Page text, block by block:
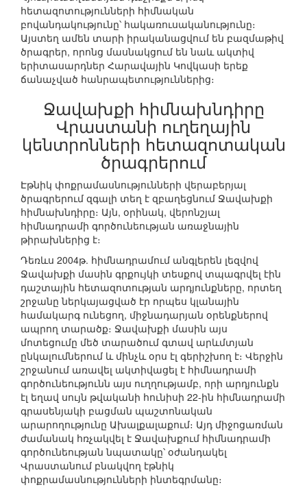
հետազոտությունների հիմնական
բովանդակությունը՝ հակառուսականությունը։
Այստեղ ամեն տարի իրականացվում են բազմաթիվ
ծրագրեր, որոնց մասնակցում են նաև ակտիվ
երիտասարդներ Հարավային Կովկասի երեք
ճանաչված հանրապետություններից։
Ջավախքի հիմնախնդիրը
Վրաստանի ուղեղային
կենտրոնների հետազոտական
ծրագրերում
Էթնիկ փոքրամասնությունների վերաբերյալ
ծրագրերում զգալի տեղ է զբաղեցնում Ջավախքի
հիմնախնդիրը։ Այն, օրինակ, վերոնշյալ
հիմնադրամի գործունեության առաջնային
թիրախներից է։
Դեռևս 2004թ. հիմնադրամում անգլերեն լեզվով
Ջավախքի մասին գրքույկի տեսքով տպագրվել էին
դաշտային հետազոտության արդյունքները, որտեղ
շրջանը ներկայացված էր որպես կլանային
համակարգ ունեցող, միջնադարյան օրենքներով
ապրող տարածք։ Ջավախքի մասին այս
մոտեցումը մեծ տարածում գտավ արևմտյան
ընկալումներում և մինչև օրս էլ գերիշխող է։ Վերջին
շրջանում առավել ակտիվացել է հիմնադրամի
գործունեությունն այս ուղղությամբ, որի արդյունքն
էլ եղավ սույն թվականի հունիսի 22-ին հիմնադրամի
գրասենյակի բացման պաշտոնական
արարողությունը Ախալքալաքում։ Այդ միջոցառման
ժամանակ հռչակվել է Ջավախքում հիմնադրամի
գործունեության նպատակը՝ օժանդակել
Վրաստանում բնակվող էթնիկ
փոքրամասնությունների ինտեգրմանը։